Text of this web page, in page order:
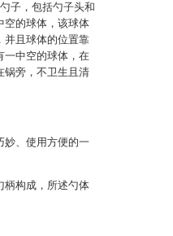
子，包括勺子头和
空的球体，该球体
并且球体的位置靠
一中空的球体，在
锅旁，不卫生且清
妙、使用方便的一
柄构成，所述勺体